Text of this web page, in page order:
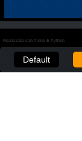
Realizzato con Plone & Python
Default